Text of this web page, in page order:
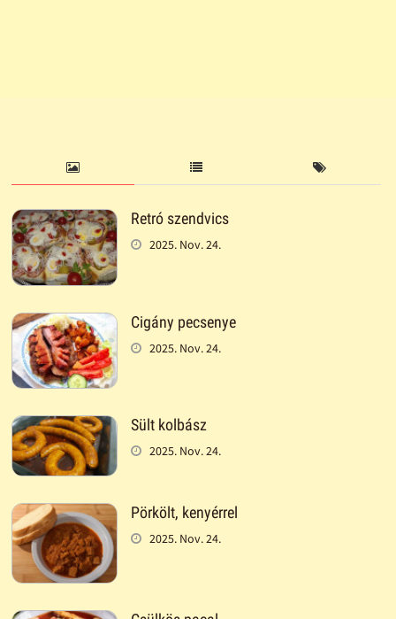
Retró szendvics
2025. Nov. 24.
Cigány pecsenye
2025. Nov. 24.
Sült kolbász
2025. Nov. 24.
Pörkölt, kenyérrel
2025. Nov. 24.